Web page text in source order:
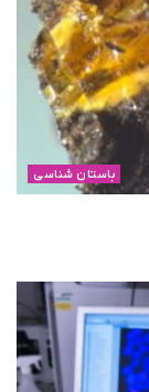
باستان شناسی